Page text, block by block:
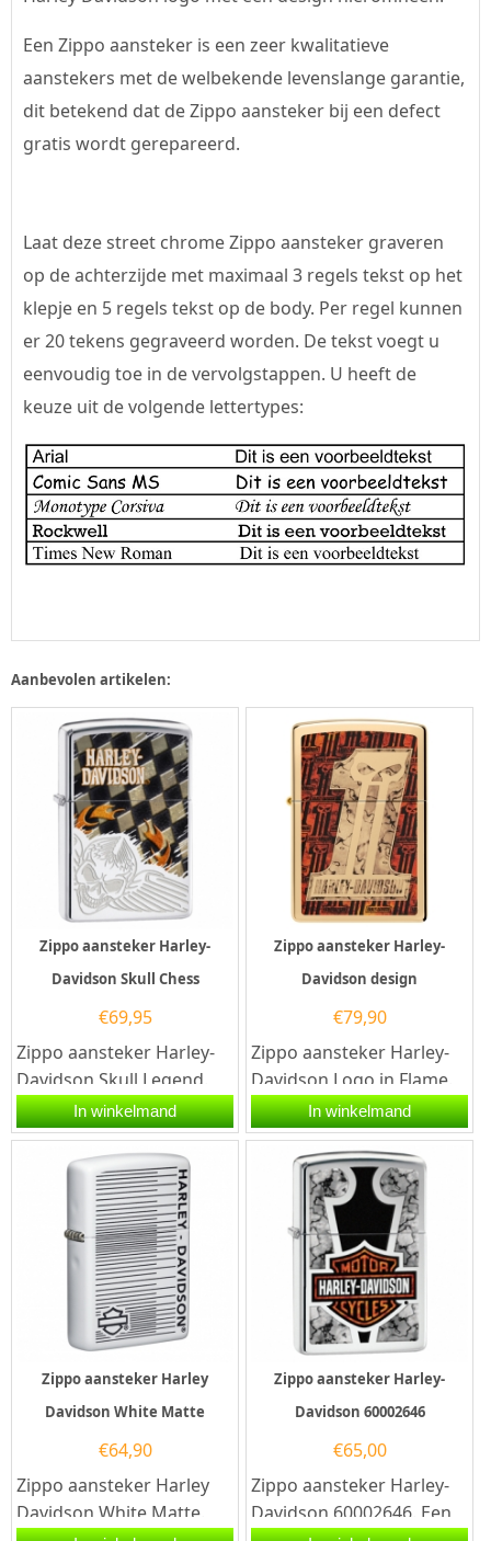
Een Zippo aansteker is een zeer kwalitatieve
aanstekers met de welbekende levenslange garantie,
dit betekend dat de Zippo aansteker bij een defect
gratis wordt gerepareerd.
Laat deze street chrome Zippo aansteker graveren
op de achterzijde met maximaal 3 regels tekst op het
klepje en 5 regels tekst op de body. Per regel kunnen
er 20 tekens gegraveerd worden. De tekst voegt u
eenvoudig toe in de vervolgstappen. U heeft de
keuze uit de volgende lettertypes:
Aanbevolen artikelen:
Zippo aansteker Harley-
Davidson Skull Chess
€69,95
Zippo aansteker Harley-
Davidson Skull Legend.
Deze Zippo aansteker
heeft een hoogglans
chromen...
In winkelmand
Zippo aansteker Harley-
Davidson design
€79,90
Zippo aansteker Harley-
Davidson Logo in Flame.
Een Zippo aansteker is
een kwalitatief...
In winkelmand
Zippo aansteker Harley
Davidson White Matte
€64,90
Zippo aansteker Harley
Davidson White Matte.
Zippo aansteker Harley-
Davidson 60002646
€65,00
Zippo aansteker Harley-
Davidson 60002646. Een